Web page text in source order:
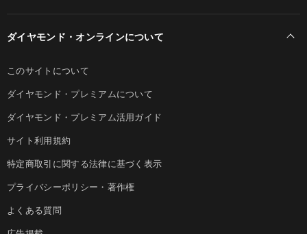
ダイヤモンド・オンラインについて
このサイトについて
ダイヤモンド・プレミアムについて
ダイヤモンド・プレミアム活用ガイド
サイト利用規約
特定商取引に関する法律に基づく表示
プライバシーポリシー・著作権
よくある質問